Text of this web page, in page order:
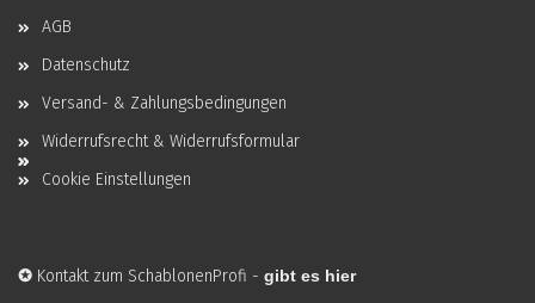
AGB
Datenschutz
Versand- & Zahlungsbedingungen
Widerrufsrecht & Widerrufsformular
Cookie Einstellungen
✪ Kontakt zum SchablonenProfi - gibt es hier